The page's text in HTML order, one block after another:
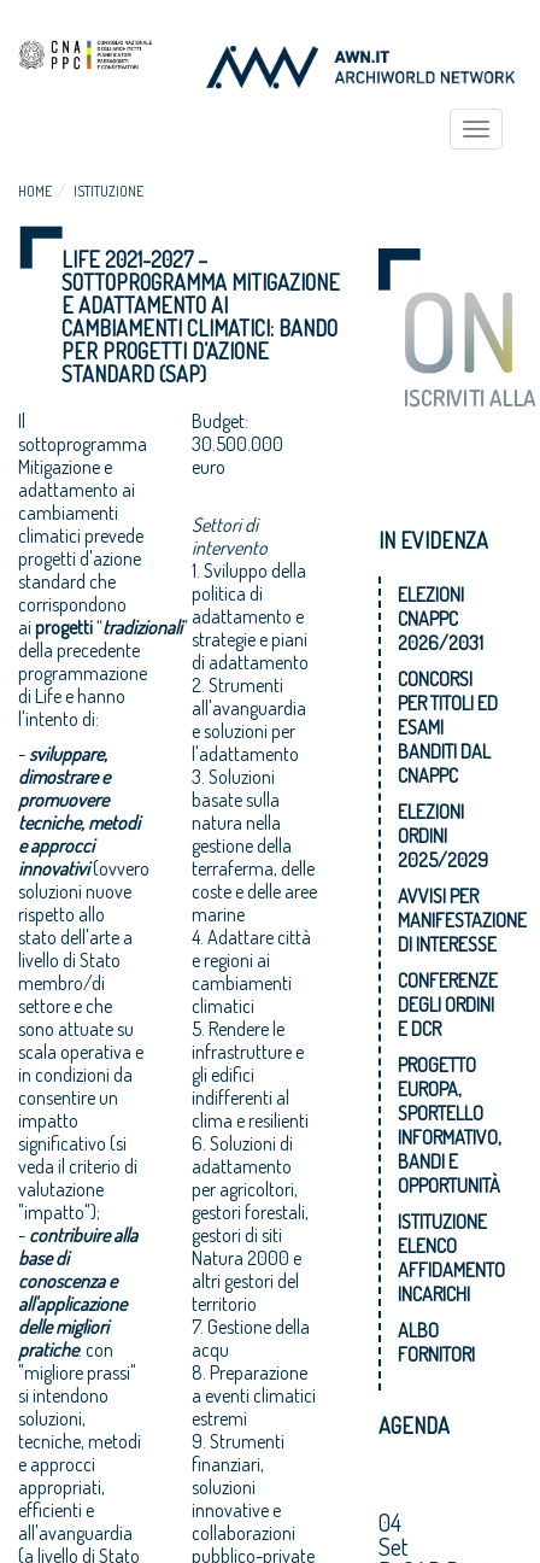
Toggle
HOME ISTITUZIONE
LIFE 2021-2027 –
SOTTOPROGRAMMA MITIGAZIONE
E ADATTAMENTO AI
CAMBIAMENTI CLIMATICI: BANDO
PER PROGETTI D’AZIONE
STANDARD (SAP)
Il
sottoprogramma
Mitigazione e
adattamento ai
cambiamenti
climatici prevede
progetti d'azione
standard che
corrispondono
ai progetti“tradizionali”
della precedente
programmazione
di Life e hanno
l'intento di:
-sviluppare,
dimostrare e
promuovere
tecniche, metodi
e approcci
innovativi(ovvero
soluzioni nuove
rispetto allo
stato dell'arte a
livello di Stato
membro/di
settore e che
sono attuate su
scala operativa e
in condizioni da
consentire un
impatto
significativo (si
veda il criterio di
valutazione
"impatto");
- contribuire alla
base di
conoscenza e
all'applicazione
delle migliori
pratiche: con
"migliore prassi"
si intendono
soluzioni,
tecniche, metodi
e approcci
appropriati,
efficienti e
all'avanguardia
(a livello di Stato
Budget:
30.500.000
euro
Settori di
intervento
1. Sviluppo della
politica di
adattamento e
strategie e piani
di adattamento
2. Strumenti
all'avanguardia
e soluzioni per
l'adattamento
3. Soluzioni
basate sulla
natura nella
gestione della
terraferma, delle
coste e delle aree
marine
4. Adattare città
e regioni ai
cambiamenti
climatici
5. Rendere le
infrastrutture e
gli edifici
indifferenti al
clima e resilienti
6. Soluzioni di
adattamento
per agricoltori,
gestori forestali,
gestori di siti
Natura 2000 e
altri gestori del
territorio
7. Gestione della
acqu
8. Preparazione
a eventi climatici
estremi
9. Strumenti
finanziari,
soluzioni
innovative e
collaborazioni
pubblico-private
IN EVIDENZA
ELEZIONI
CNAPPC
2026/2031
CONCORSI
PER TITOLI ED
ESAMI
BANDITI DAL
CNAPPC
ELEZIONI
ORDINI
2025/2029
AVVISI PER
MANIFESTAZIONE
DI INTERESSE
CONFERENZE
DEGLI ORDINI
E DCR
PROGETTO
EUROPA,
SPORTELLO
INFORMATIVO,
BANDI E
OPPORTUNITÀ
ISTITUZIONE
ELENCO
AFFIDAMENTO
INCARICHI
ALBO
FORNITORI
AGENDA
04
Set